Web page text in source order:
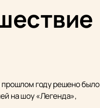
году решено было
на шоу «Легенда»,